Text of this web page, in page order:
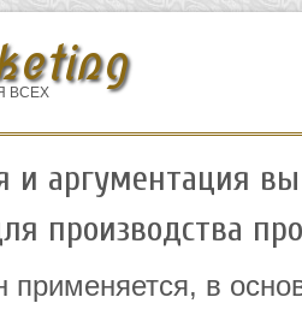
ВСЕХ
и аргументация
производства
применяется, в